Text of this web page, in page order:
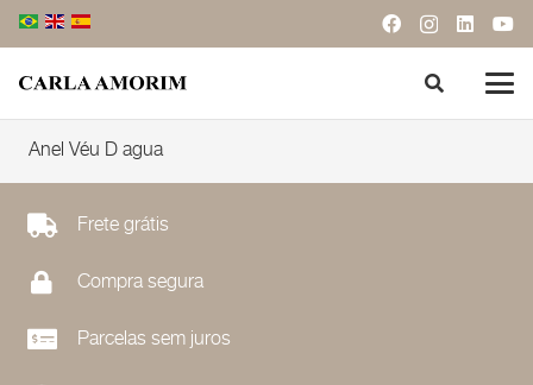
Anel Véu D agua
Frete grátis
Compra segura
Parcelas sem juros